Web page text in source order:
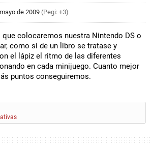
de 2009 (Pegi: +3)
colocaremos nuestra Nintendo DS o
como si de un libro se tratase y
el lápiz el ritmo de las diferentes
en cada minijuego. Cuanto mejor
puntos conseguiremos.